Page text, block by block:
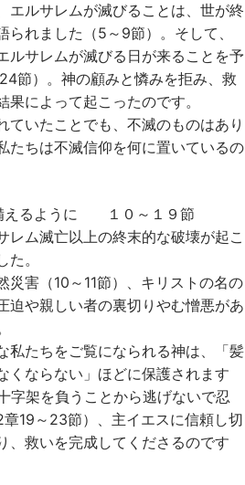
エルサレムが滅びることは、世が終
られました（5～9節）。そして、
ルサレムが滅びる日が来ることを予
節）。神の顧みと憐みを拒み、救
果によって起こったのです。
いたことでも、不滅のものはあり
たちは不滅信仰を何に置いているの
えるように １０～１９節
ム滅亡以上の終末的な破壊が起こ
。
災害（10～11節）、キリストの名の
迫や親しい者の裏切りやむ憎悪があ
私たちをご覧になられる神は、「髪
くならない」ほどに保護されます
字架を負うことから逃げないで忍
19～23節）、主イエスに信頼し切
、救いを完成してくださるのです